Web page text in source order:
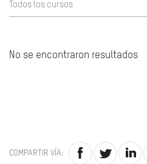
Todos los cursos
No se encontraron resultados
COMPARTIR VÍA: